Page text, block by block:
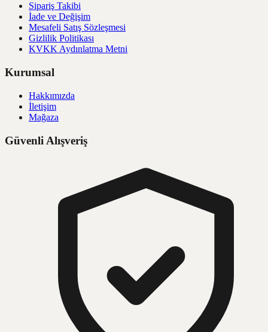
Sipariş Takibi
İade ve Değişim
Mesafeli Satış Sözleşmesi
Gizlilik Politikası
KVKK Aydınlatma Metni
Kurumsal
Hakkımızda
İletişim
Mağaza
Güvenli Alışveriş